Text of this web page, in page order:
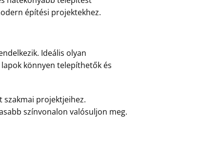
építési projektekhez.
Ideális olyan
könnyen telepíthetők és
szakmai projektjeihez.
színvonalon valósuljon meg.